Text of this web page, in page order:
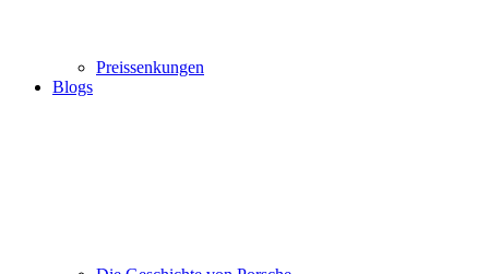
Preissenkungen
Blogs